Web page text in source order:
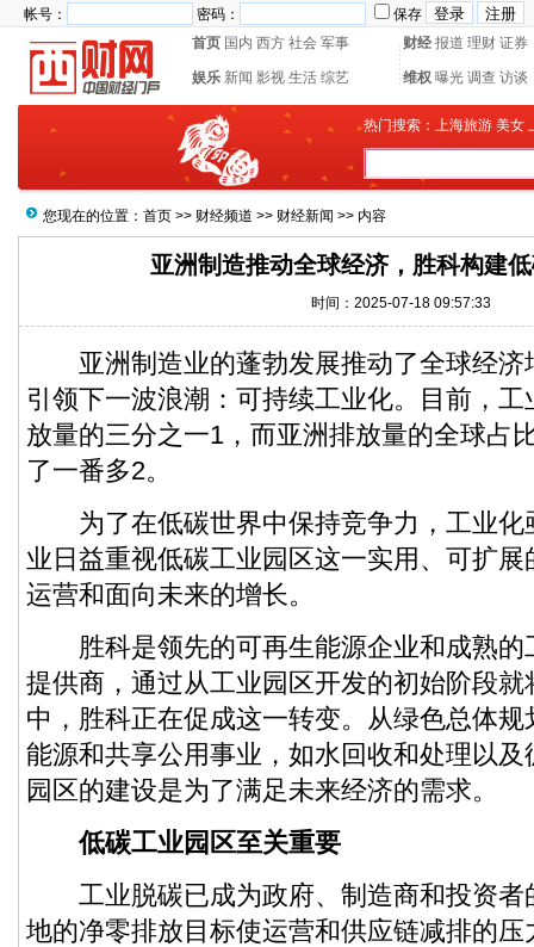
帐号： 密码：
保存
首页 国内 西方 社会 军事 财经 报道 理财 证券
娱乐 新闻 影视 生活 综艺 维权 曝光 调查 访谈
热门搜索： 上海旅游 美女
您现在的位置： 首页 >> 财经频道 >> 财经新闻 >> 内容
亚洲制造推动全球经济，胜科构建
时间：2025-07-18 09:57:33
亚洲制造业的蓬勃发展推动了全球经济
引领下一波浪潮：可持续工业化。目前，
放量的三分之一1，而亚洲排放量的全球占
了一番多2。
为了在低碳世界中保持竞争力，工业化
业日益重视低碳工业园区这一实用、可扩
运营和面向未来的增长。
胜科是领先的可再生能源企业和成熟的
提供商，通过从工业园区开发的初始阶段
中，胜科正在促成这一转变。从绿色总体
能源和共享公用事业，如水回收和处理以
园区的建设是为了满足未来经济的需求。
低碳工业园区至关重要
工业脱碳已成为政府、制造商和投资者
地的净零排放目标使运营和供应链减排的